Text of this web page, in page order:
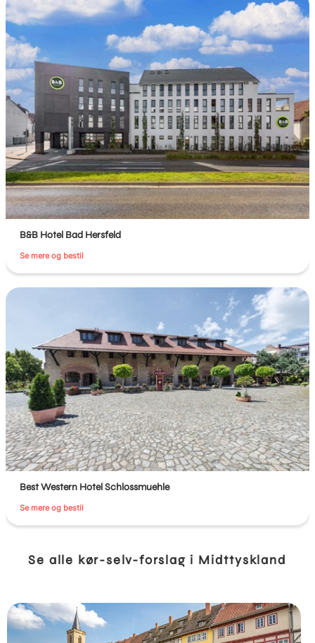
B&B Hotel Bad Hersfeld
Se mere og bestil
Best Western Hotel Schlossmuehle
Se mere og bestil
Se alle kør-selv-forslag i Midttyskland